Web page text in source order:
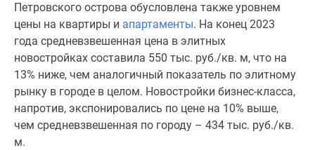
Ленинградской
обл
Готовые
коттеджные
поселки
Строящиеся
коттеджные
поселки
Петровского острова обусловлена также уровнем
цены на квартиры и апартаменты. На конец 2023
года средневзвешенная цена в элитных
новостройках составила 550 тыс. руб./кв. м, что на
13% ниже, чем аналогичный показатель по элитному
рынку в городе в целом. Новостройки бизнес-класса,
напротив, экспонировались по цене на 10% выше,
чем средневзвешенная по городу – 434 тыс. руб./кв.
м.